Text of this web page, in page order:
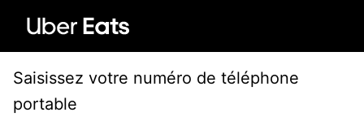
Saisissez votre numéro de téléphone
portable